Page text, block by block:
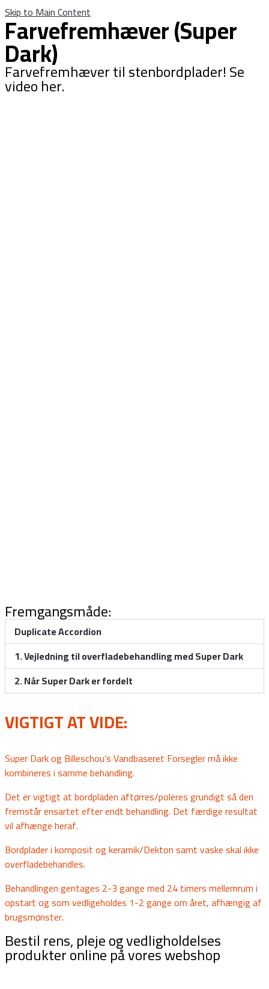
Skip to Main Content
Farvefremhæver(Super
Dark)
Farvefremhæver til stenbordplader! Se
video her.
Fremgangsmåde:
Duplicate Accordion
1. Vejledning til overfladebehandling med Super Dark
2. Når Super Dark er fordelt
VIGTIGT AT VIDE:
Super Dark og Billeschou’s Vandbaseret Forsegler må ikke
kombineres i samme behandling.
Det er vigtigt at bordpladen aftørres/poleres grundigt så den
fremstår ensartet efter endt behandling. Det færdige resultat
vil afhænge heraf.
Bordplader i komposit og keramik/Dekton samt vaske skal ikke
overfladebehandles.
Behandlingen gentages 2-3 gange med 24 timers mellemrum i
opstart og som vedligeholdes 1-2 gange om året, afhængig af
brugsmønster.
Bestil rens, pleje og vedligholdelses
produkter online på vores webshop